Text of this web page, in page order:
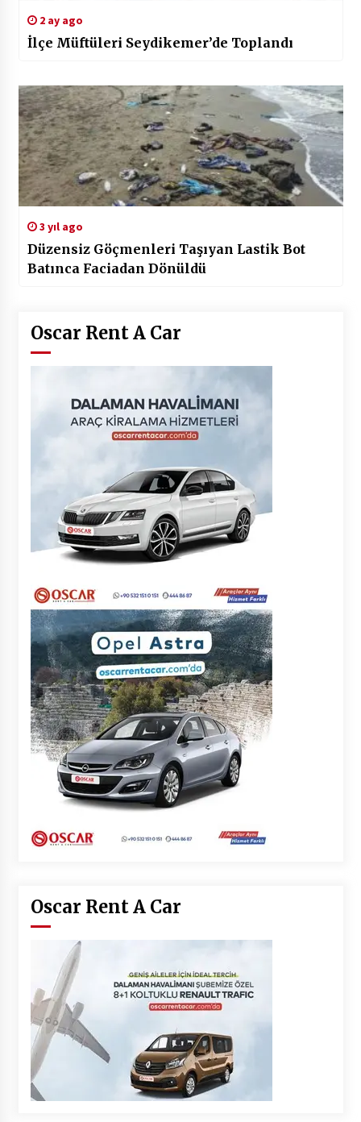
2 ay ago
İlçe Müftüleri Seydikemer’de Toplandı
3 yıl ago
Düzensiz Göçmenleri Taşıyan Lastik Bot
Batınca Faciadan Dönüldü
Oscar Rent A Car
Oscar Rent A Car